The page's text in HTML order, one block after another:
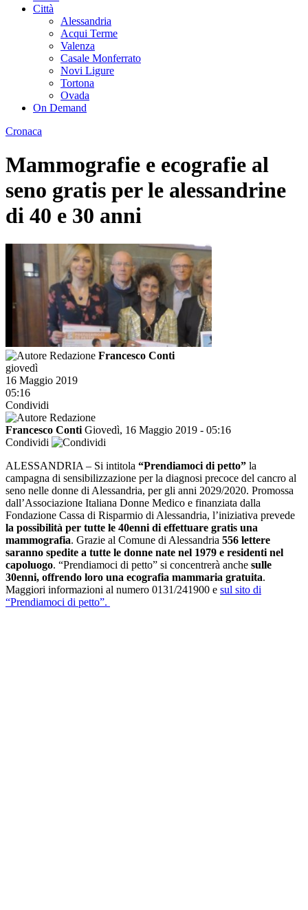
Città
Alessandria
Acqui Terme
Valenza
Casale Monferrato
Novi Ligure
Tortona
Ovada
On Demand
Cronaca
Mammografie e ecografie al
seno gratis per le alessandrine
di 40 e 30 anni
Francesco Conti
giovedì
16 Maggio 2019
05:16
Condividi
Francesco Conti Giovedì, 16 Maggio 2019 - 05:16
Condividi
ALESSANDRIA – Si intitola “Prendiamoci di petto” la
campagna di sensibilizzazione per la diagnosi precoce del cancro al
seno nelle donne di Alessandria, per gli anni 2029/2020. Promossa
dall’Associazione Italiana Donne Medico e finanziata dalla
Fondazione Cassa di Risparmio di Alessandria, l’iniziativa prevede
la possibilità per tutte le 40enni di effettuare gratis una
mammografia. Grazie al Comune di Alessandria 556 lettere
saranno spedite a tutte le donne nate nel 1979 e residenti nel
capoluogo. “Prendiamoci di petto” si concentrerà anche sulle
30enni, offrendo loro una ecografia mammaria gratuita.
Maggiori informazioni al numero 0131/241900 e sul sito di
“Prendiamoci di petto”.